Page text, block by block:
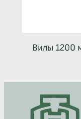
Вилы 1200